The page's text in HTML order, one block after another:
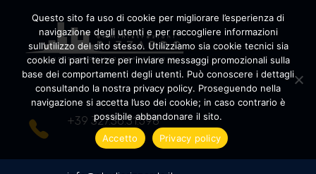
Amministrazioni Rizzardo
+39 327.36.31.598
Questo sito fa uso di cookie per migliorare l’esperienza di
navigazione degli utenti e per raccogliere informazioni
sull’utilizzo del sito stesso. Utilizziamo sia cookie tecnici sia
cookie di parti terze per inviare messaggi promozionali sulla
base dei comportamenti degli utenti. Può conoscere i dettagli
consultando la nostra privacy policy. Proseguendo nella
navigazione si accetta l’uso dei cookie; in caso contrario è
possibile abbandonare il sito.
Accetto
Privacy policy